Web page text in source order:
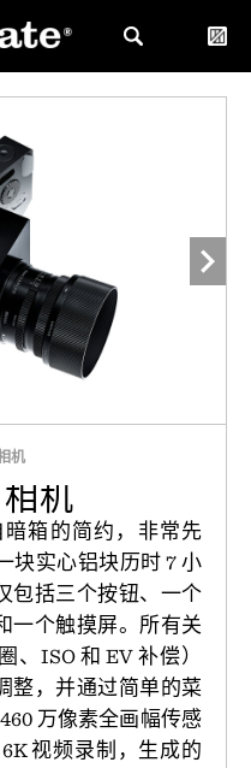
机
相机
暗箱的简约，非常先
块实心铝块历时 7 小
包括三个按钮、一个
一个触摸屏。所有关
ISO 和 EV 补偿）
整，并通过简单的菜
万像素全画幅传感
视频录制，生成的